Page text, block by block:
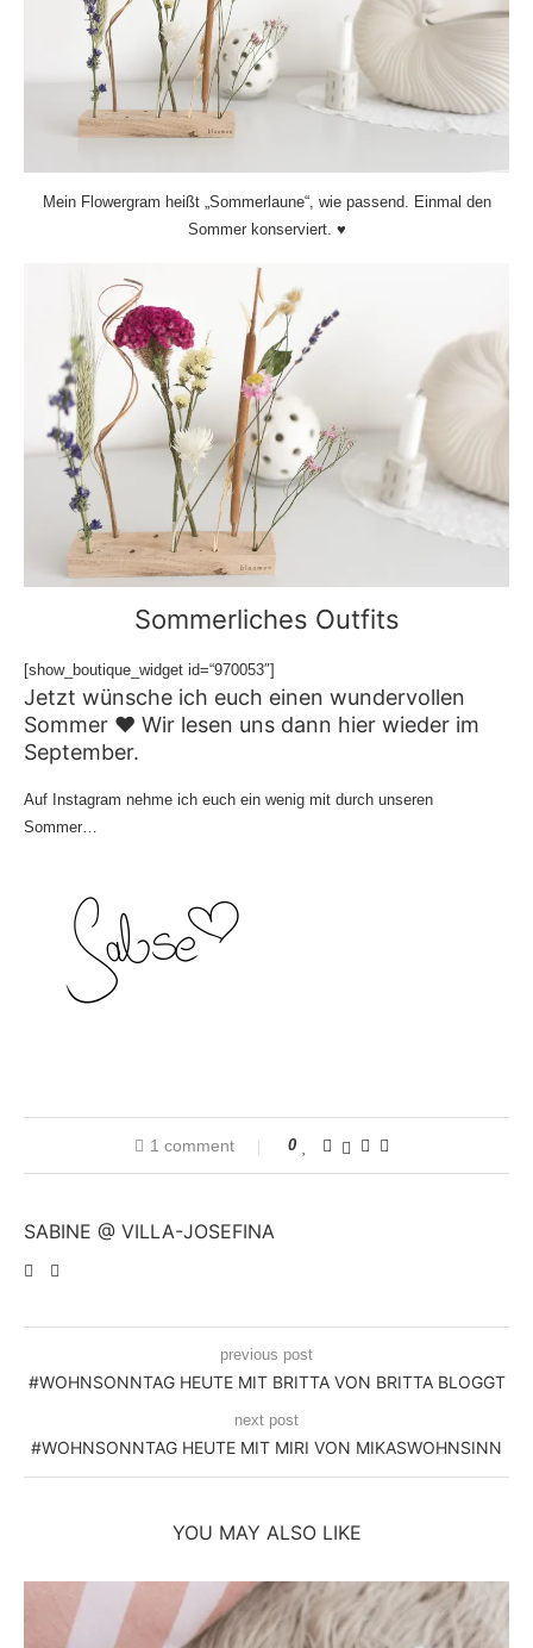
Mein Flowergram heißt „Sommerlaune“, wie passend. Einmal den
Sommer konserviert. ♥
Sommerliches Outfits
[show_boutique_widget id=“970053″]
Jetzt wünsche ich euch einen wundervollen
Sommer ♥ Wir lesen uns dann hier wieder im
September.
Auf Instagram nehme ich euch ein wenig mit durch unseren
Sommer…
1 comment 0
SABINE @ VILLA-JOSEFINA
previous post
#WOHNSONNTAG HEUTE MIT BRITTA VON BRITTA BLOGGT
next post
#WOHNSONNTAG HEUTE MIT MIRI VON MIKASWOHNSINN
YOU MAY ALSO LIKE